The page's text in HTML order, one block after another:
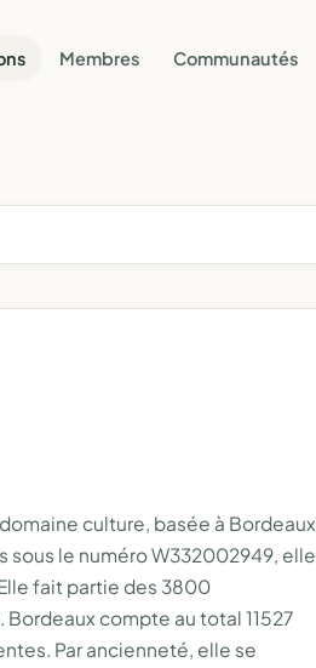
Membres Communautés
domaine culture, basée à Bordeaux
le numéro W332002949, elle
fait partie des 3800
compte au total 11527
Par ancienneté, elle se